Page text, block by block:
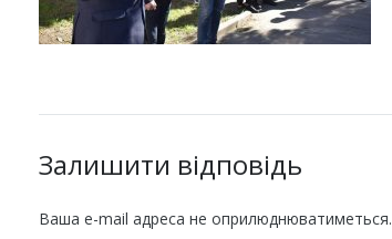
Залишити відповідь
Ваша e-mail адреса не оприлюднюватиметься.